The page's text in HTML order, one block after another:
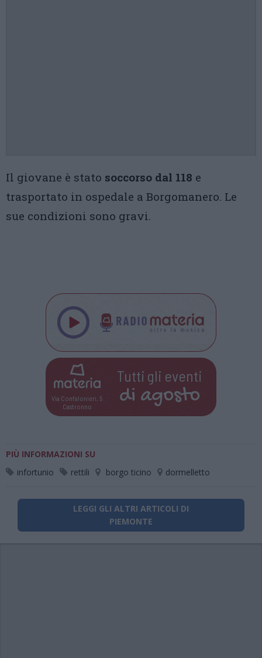
Il giovane è stato soccorso dal 118 e
trasportato in ospedale a Borgomanero. Le
sue condizioni sono gravi.
Via Confalonieri, 5
Castronno
Tutti gli eventi
di agosto
PIÙ INFORMAZIONI SU
infortunio
rettili borgo ticino dormelletto
LEGGI GLI ALTRI ARTICOLI DI
PIEMONTE